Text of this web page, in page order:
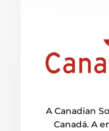
A Canadian
Canadá. A